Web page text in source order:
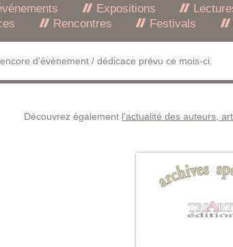
Expositions
Rencontres Festivals
d'événement / dédicace prévu ce mois-ci.
Découvrez également l'actualité des auteurs,